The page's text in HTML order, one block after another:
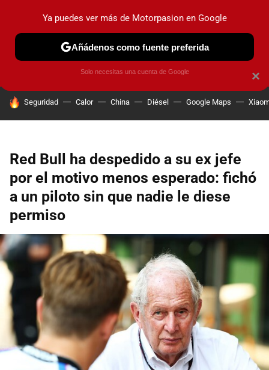
PRUEBAS COCHES ELÉCTRICOS OBSERVATORIO
HOY SE HABLA DE
Seguridad Calor China Diésel Google Maps
Red Bull ha despedido a su ex jefe
por el motivo menos esperado: fichó
a un piloto sin que nadie le diese
permiso
×
Ya puedes ver más de Motorpasion en Google
Añádenos como fuente preferida
Solo necesitas una cuenta de Google